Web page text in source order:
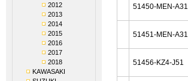
2012
2013
2014
2015
2016
2017
2018
KAWASAKI
51450-MEN-A31
51451-MEN-A31
51456-KZ4-J51